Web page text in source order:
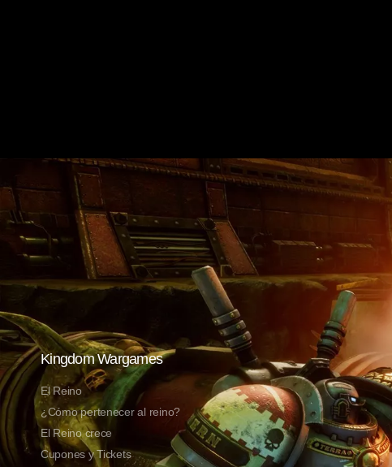
Kingdom Wargames
El Reino
¿Cómo pertenecer al reino?
El Reino crece
Cupones y Tickets